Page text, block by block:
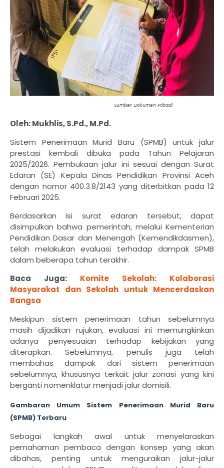
Sumber: Dokumen Pribadi
Oleh: Mukhlis, S.Pd., M.Pd.
Sistem Penerimaan Murid Baru (SPMB) untuk jalur
prestasi kembali dibuka pada Tahun Pelajaran
2025/2026. Pembukaan jalur ini sesuai dengan Surat
Edaran (SE) Kepala Dinas Pendidikan Provinsi Aceh
dengan nomor 400.3.8/2143 yang diterbitkan pada 12
Februari 2025.
Berdasarkan isi surat edaran tersebut, dapat
disimpulkan bahwa pemerintah, melalui Kementerian
Pendidikan Dasar dan Menengah (Kemendikdasmen),
telah melakukan evaluasi terhadap dampak SPMB
dalam beberapa tahun terakhir.
Baca Juga: Komite Sekolah: Kolaborasi
Masyarakat dan Sekolah untuk Mencerdaskan
Bangsa
Meskipun sistem penerimaan tahun sebelumnya
masih dijadikan rujukan, evaluasi ini memungkinkan
adanya penyesuaian terhadap kebijakan yang
diterapkan. Sebelumnya, penulis juga telah
membahas dampak dari sistem penerimaan
sebelumnya, khususnya terkait jalur zonasi yang kini
berganti nomenklatur menjadi jalur domisili.
Gambaran Umum Sistem Penerimaan Murid Baru
(SPMB) Terbaru
Sebagai langkah awal untuk menyelaraskan
pemahaman pembaca dengan konsep yang akan
dibahas, penting untuk menguraikan jalur-jalur